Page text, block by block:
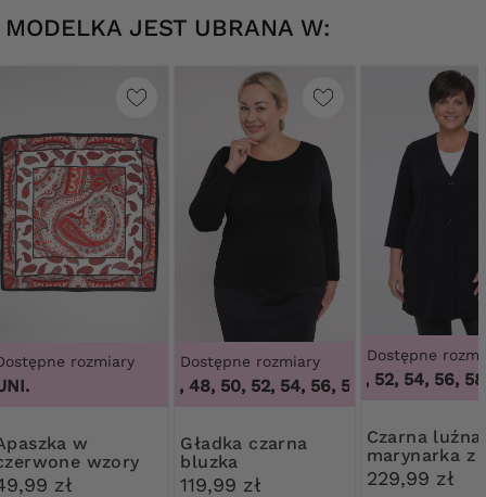
MODELKA JEST UBRANA W:
rozmiary
w
wzory
zł
Dostępne rozmiary
44, 46, 48, 50, 52, 54, 56, 58, 60, 62, 64,
Gładka czarna
bluzka
119,99 zł
Dostępne
48, 50, 52, 54, 56,
Czarna luźna
marynarka z
mankietami
229,99 zł